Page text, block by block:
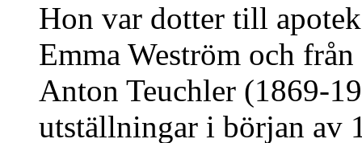
Hon var dotter till
Emma Weström och
Anton Teuchler (1869-
utställningar i början av